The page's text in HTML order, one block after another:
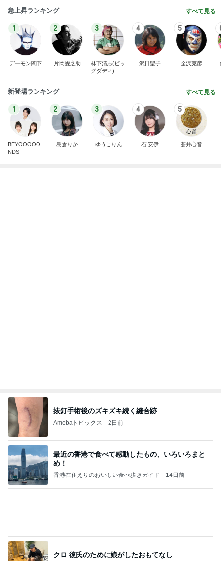
急上昇ランキング すべて見る
1
デーモン閣下
2
片岡愛之助
3
林下清志(ビッ
グダディ)
4
沢田聖子
5
金沢克彦
新登場ランキング すべて見る
1
BEYOOOOO
NDS
2
島倉りか
3
ゆうこりん
4
石 安伊
5
蒼井心音
抜釘手術後のズキズキ続く縫合跡
Amebaトピックス 2日前
最近の香港で食べて感動したもの、いろいろまと
め！
香港在住えりのおいしい食べ歩きガイド 14日前
クロ 彼氏のために娘がしたおもてなし